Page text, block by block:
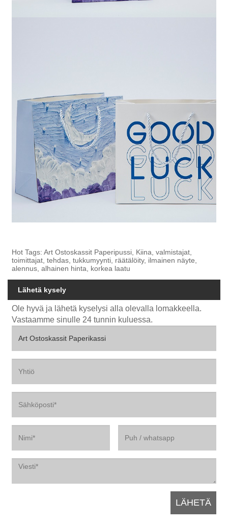
Hot Tags: Art Ostoskassit Paperipussi, Kiina, valmistajat,
toimittajat, tehdas, tukkumyynti, räätälöity, ilmainen näyte,
alennus, alhainen hinta, korkea laatu
Lähetä kysely
Ole hyvä ja lähetä kyselysi alla olevalla lomakkeella.
Vastaamme sinulle 24 tunnin kuluessa.